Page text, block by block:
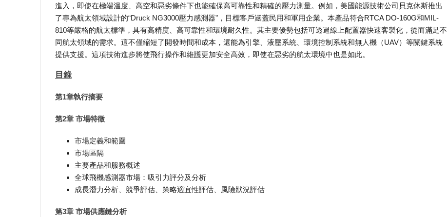
進入，即使在極端溫度、高空和惡劣條件下也能確保高可靠性和精確的壓力測量。例如，美國能源技術公司貝克休斯推出
了專為航太領域設計的“Druck NG3000壓力感測器”，目標客戶涵蓋民用和軍用企業。本產品符合RTCA DO-160G和MIL-
810等嚴格的航太標準，具有高精度、高可靠性和環境耐久性。其主要優勢包括可透過線上配置器快速客製化，從而滿足不
同航太領域的需求。這不僅縮短了開發時間和成本，還能為引擎、液壓系統、環境控制系統和無人機（UAV）等關鍵系統
提供支援。這項技術進步將使飛行操作和維護更加安全高效，即使在惡劣的航太環境中也是如此。
目錄
第1章執行摘要
第2章 市場特徵
市場定義和範圍
市場區隔
主要產品和服務概述
全球飛機感測器市場：吸引力評分及分析
成長潛力分析、競爭評估、策略適宜性評估、風險狀況評估
第3章 市場供應鏈分析